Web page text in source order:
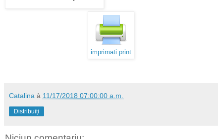
imprimati print
Catalina à 11/17/2018 07:00:00 a.m.
Distribuiți